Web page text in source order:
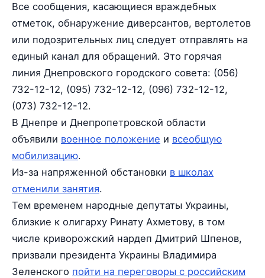
Все сообщения, касающиеся враждебных
отметок, обнаружение диверсантов, вертолетов
или подозрительных лиц следует отправлять на
единый канал для обращений. Это горячая
линия Днепровского городского совета: (056)
732-12-12, (095) 732-12-12, (096) 732-12-12,
(073) 732-12-12.
В Днепре и Днепропетровской области
объявили военное положение и всеобщую
мобилизацию.
Из-за напряженной обстановки в школах
отменили занятия.
Тем временем народные депутаты Украины,
близкие к олигарху Ринату Ахметову, в том
числе криворожский нардеп Дмитрий Шпенов,
призвали президента Украины Владимира
Зеленского пойти на переговоры с российским